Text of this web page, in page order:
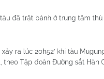
đã trật bánh ở trung tâm thủ
ra lúc 20h52’ khi tàu
theo Tập đoàn Đường sắt Hàn